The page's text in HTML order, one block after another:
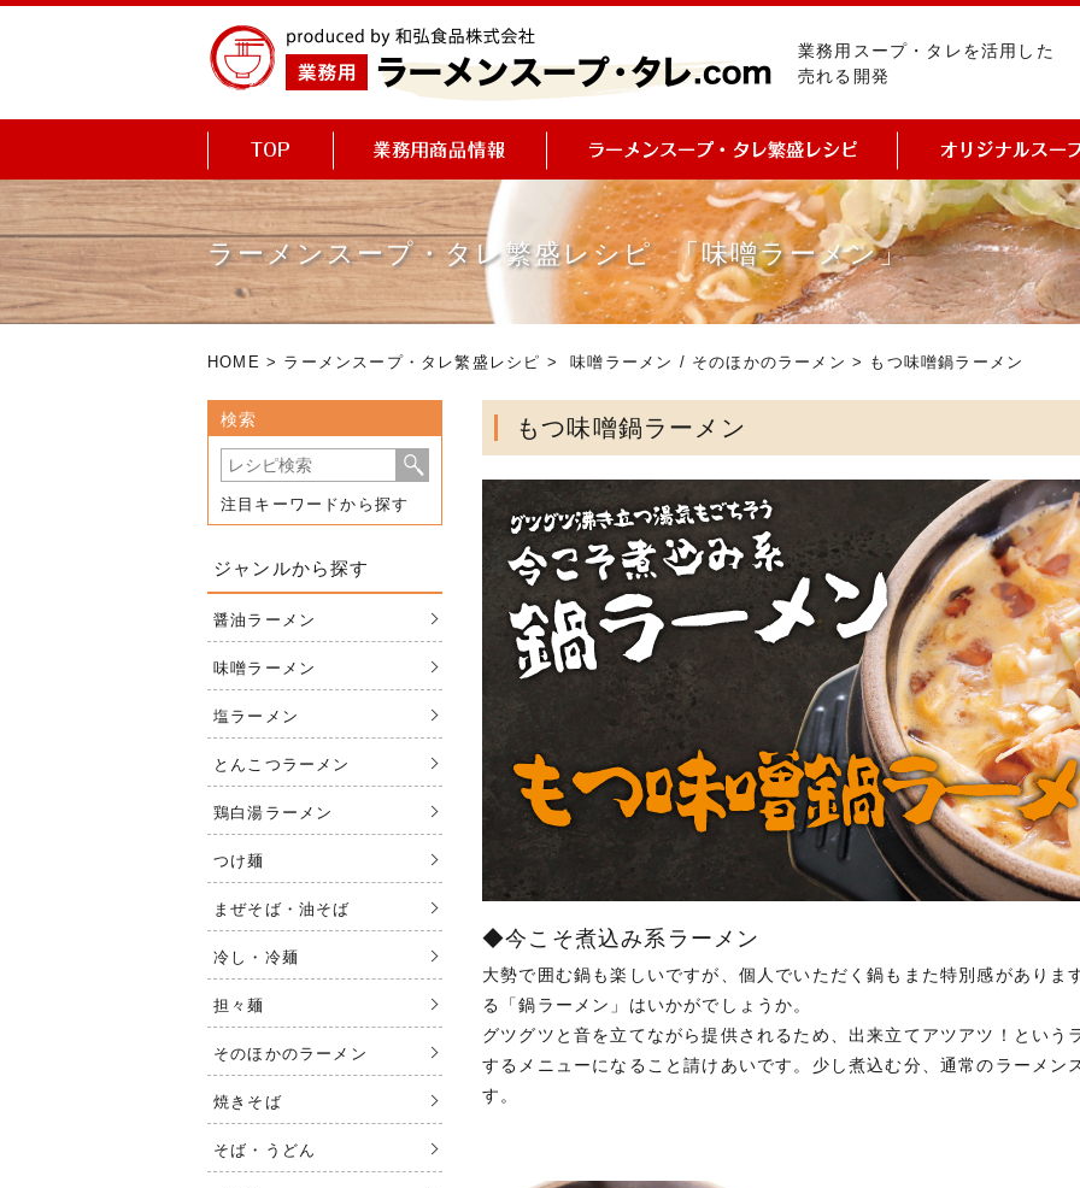
業務用スープ・タレを活用した
売れる開発
ラーメンスープ・タレ繁盛レシピ 「味噌ラーメン」
HOME > ラーメンスープ・タレ繁盛レシピ >味噌ラーメン / そのほかのラーメン > もつ味噌鍋ラーメン
もつ味噌鍋ラーメン
◆今こそ煮込み系ラーメン
大勢で囲む鍋も楽しいですが、個人でいただく鍋もまた特別感がありま
る「鍋ラーメン」はいかがでしょうか。
グツグツと音を立てながら提供されるため、出来立てアツアツ！という
するメニューになること請けあいです。少し煮込む分、通常のラーメン
す。
検索
注目キーワードから探す
ジャンルから探す
醤油ラーメン
味噌ラーメン
塩ラーメン
とんこつラーメン
鶏白湯ラーメン
つけ麺
まぜそば・油そば
冷し・冷麺
担々麺
そのほかのラーメン
焼きそば
そば・うどん